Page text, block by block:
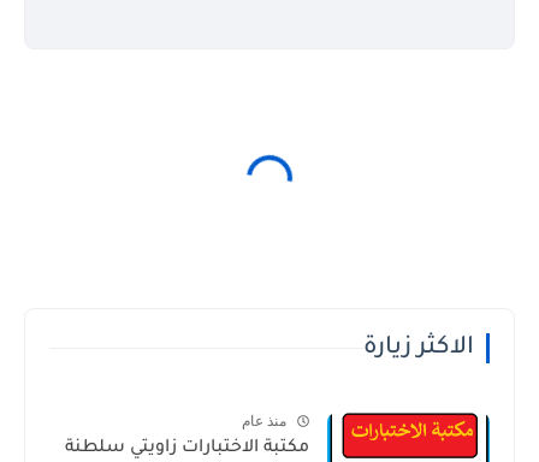
الاكثر زيارة
منذ عام
مكتبة الاختبارات زاويتي سلطنة